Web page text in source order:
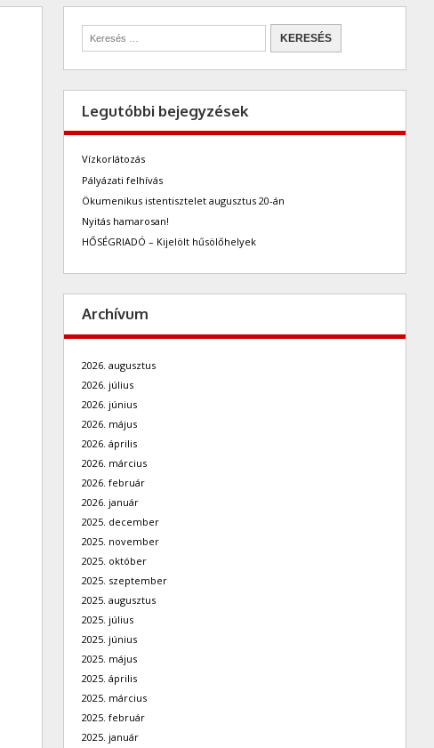
Legutóbbi bejegyzések
Vízkorlátozás
Pályázati felhívás
Ökumenikus istentisztelet augusztus 20-án
Nyitás hamarosan!
HŐSÉGRIADÓ – Kijelölt hűsölőhelyek
Archívum
2026. augusztus
2026. július
2026. június
2026. május
2026. április
2026. március
2026. február
2026. január
2025. december
2025. november
2025. október
2025. szeptember
2025. augusztus
2025. július
2025. június
2025. május
2025. április
2025. március
2025. február
2025. január